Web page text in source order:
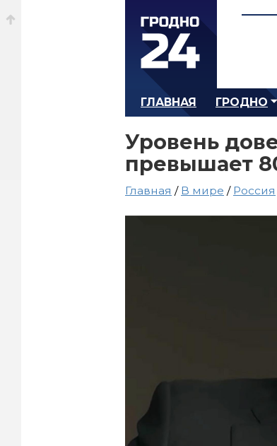
ГЛАВНАЯ ГРОДНО
Уровень
превышает
Главная / В мире / Россия